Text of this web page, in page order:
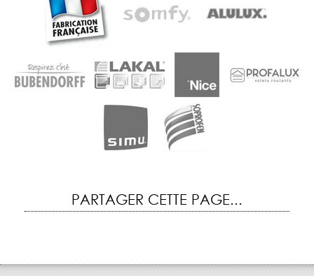
PARTAGER CETTE PAGE...